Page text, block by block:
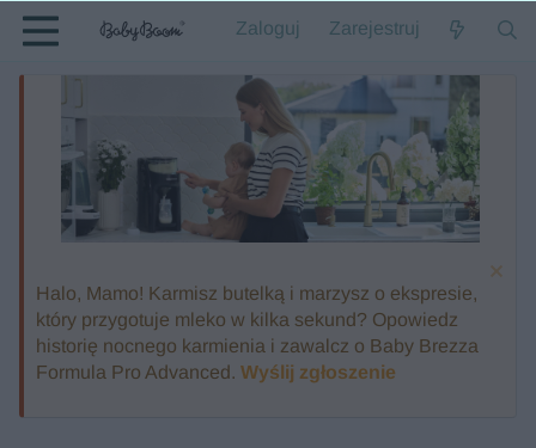
Zaloguj Zarejestruj
Halo, Mamo! Karmisz butelką i marzysz o ekspresie,
który przygotuje mleko w kilka sekund? Opowiedz
historię nocnego karmienia i zawalcz o Baby Brezza
Formula Pro Advanced. Wyślij zgłoszenie